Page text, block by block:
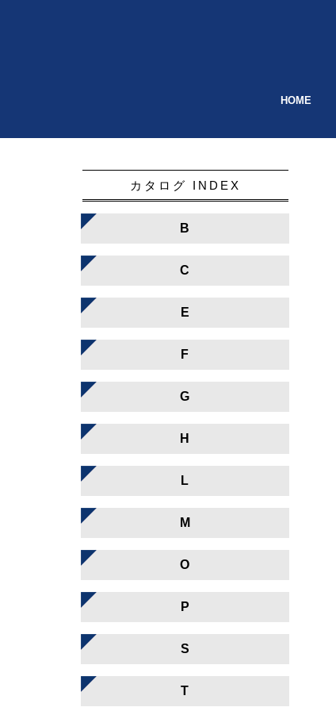
HOME
カタログ INDEX
B
C
E
F
G
H
L
M
O
P
S
T